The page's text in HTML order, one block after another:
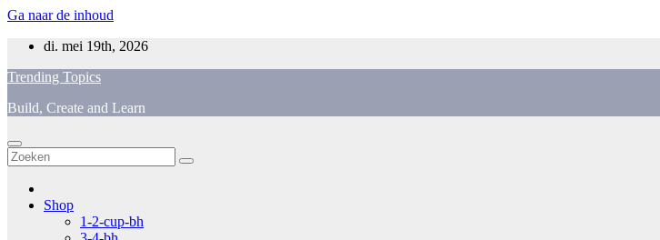
Ga naar de inhoud
di. mei 19th, 2026
Trending Topics
Build, Create and Learn
Shop
1-2-cup-bh